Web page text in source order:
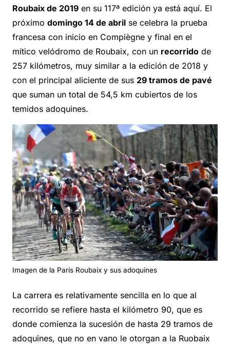
Roubaix de 2019 en su 117ª edición ya está aquí. El
próximo domingo 14 de abril se celebra la prueba
francesa con inicio en Compiègne y final en el
mítico velódromo de Roubaix, con un recorrido de
257 kilómetros, muy similar a la edición de 2018 y
con el principal aliciente de sus 29 tramos de pavé
que suman un total de 54,5 km cubiertos de los
temidos adoquines.
Imagen de la París Roubaix y sus adoquines
La carrera es relativamente sencilla en lo que al
recorrido se refiere hasta el kilómetro 90, que es
donde comienza la sucesión de hasta 29 tramos de
adoquines, que no en vano le otorgan a la Ruobaix